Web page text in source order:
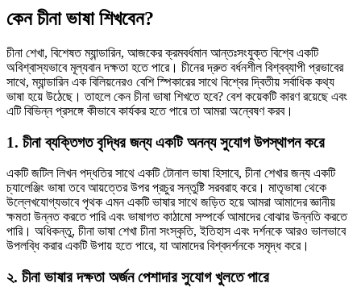
কেন চীনা ভাষা শিখবেন?
চীনা শেখা, বিশেষত ম্যান্ডারিন, আজকের ক্রমবর্ধমান আন্তঃসংযুক্ত বিশ্বে একটি
অবিশ্বাস্যভাবে মূল্যবান দক্ষতা হতে পারে। চীনের দ্রুত বর্ধনশীল বিশ্বব্যাপী প্রভাবের
সাথে, ম্যান্ডারিন এক বিলিয়নেরও বেশি স্পিকারের সাথে বিশ্বের দ্বিতীয় সর্বাধিক কথ্য
ভাষা হয়ে উঠেছে। তাহলে কেন চীনা ভাষা শিখতে হবে? বেশ কয়েকটি কারণ রয়েছে এবং
এটি বিভিন্ন প্রসঙ্গে কীভাবে কার্যকর হতে পারে তা আমরা অন্বেষণ করব।
1. চীনা ব্যক্তিগত বৃদ্ধির জন্য একটি অনন্য সুযোগ উপস্থাপন করে
একটি জটিল লিখন পদ্ধতির সাথে একটি টোনাল ভাষা হিসাবে, চীনা শেখার জন্য একটি
চ্যালেঞ্জিং ভাষা তবে আয়ত্তের উপর প্রচুর সন্তুষ্টি সরবরাহ করে। মাতৃভাষা থেকে
উল্লেখযোগ্যভাবে পৃথক এমন একটি ভাষার সাথে জড়িত হয়ে আমরা আমাদের জ্ঞানীয়
ক্ষমতা উন্নত করতে পারি এবং ভাষাগত কাঠামো সম্পর্কে আমাদের বোঝার উন্নতি করতে
পারি। অধিকন্তু, চীনা ভাষা শেখা চীনা সংস্কৃতি, ইতিহাস এবং দর্শনকে আরও ভালভাবে
উপলব্ধি করার একটি উপায় হতে পারে, যা আমাদের বিশ্বদর্শনকে সমৃদ্ধ করে।
২. চীনা ভাষার দক্ষতা অর্জন পেশাদার সুযোগ খুলতে পারে